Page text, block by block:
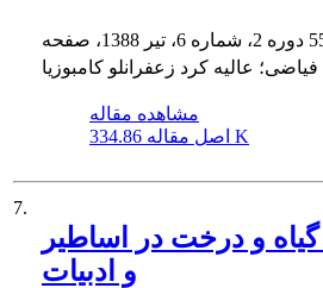
عالیه کرد زعفرانلو کامبوزیا
مشاهده مقاله
اصل مقاله 334.86 K
7.
و درخت در اساطیر
و ادبیات